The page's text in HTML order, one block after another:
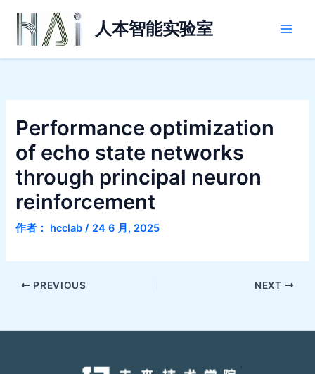
容
人本智能实验室
Performance optimization
of echo state networks
through principal neuron
reinforcement
作者： hcclab/ 24 6 月, 2025
PREVIOUS NEXT